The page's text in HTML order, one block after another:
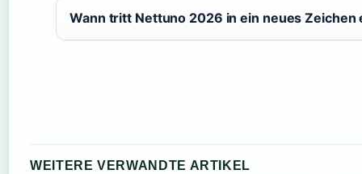
Wann tritt Nettuno 2026 in ein neues Zeichen
WEITERE VERWANDTE ARTIKEL